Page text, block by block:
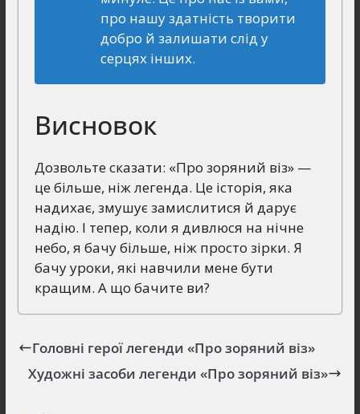
про нашу здатність творити
добро й залишати слід у
серцях інших.
Висновок
Дозвольте сказати: «Про зоряний віз» —
це більше, ніж легенда. Це історія, яка
надихає, змушує замислитися й дарує
надію. І тепер, коли я дивлюся на нічне
небо, я бачу більше, ніж просто зірки. Я
бачу уроки, які навчили мене бути
кращим. А що бачите ви?
Головні герої легенди «Про зоряний віз»
Художні засоби легенди «Про зоряний віз»